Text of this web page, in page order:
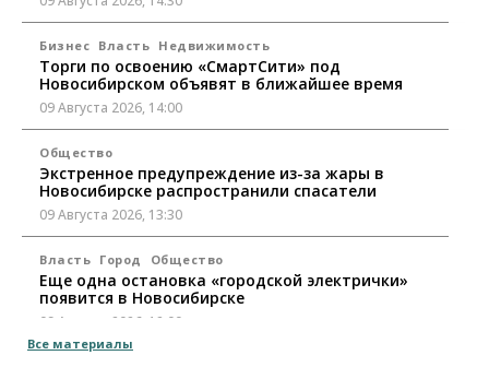
Бизнес Власть Недвижимость
Торги по освоению «СмартСити» под
Новосибирском объявят в ближайшее время
09 Августа 2026, 14:00
Общество
Экстренное предупреждение из-за жары в
Новосибирске распространили спасатели
09 Августа 2026, 13:30
Власть Город Общество
Еще одна остановка «городской электрички»
появится в Новосибирске
09 Августа 2026, 12:00
Все материалы